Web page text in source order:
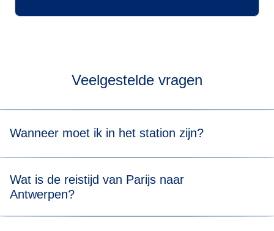
Veelgestelde vragen
Wanneer moet ik in het station zijn?
voor vertrek in het station te zijn.
Wat is de reistijd van Parijs naar
Antwerpen?